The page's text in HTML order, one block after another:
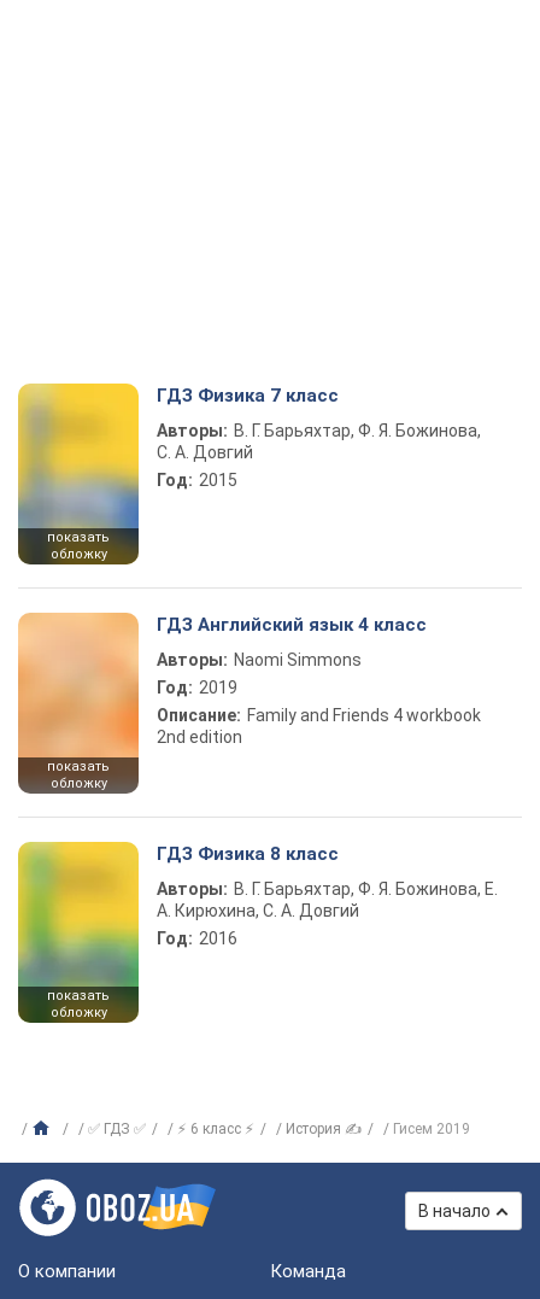
показать
обложку
ГДЗ Физика 7 класс
Авторы: В. Г. Барьяхтар, Ф. Я. Божинова,
С. А. Довгий
Год: 2015
показать
обложку
ГДЗ Английский язык 4 класс
Авторы: Naomi Simmons
Год: 2019
Описание: Family and Friends 4 workbook
2nd edition
показать
обложку
ГДЗ Физика 8 класс
Авторы: В. Г. Барьяхтар, Ф. Я. Божинова, Е.
А. Кирюхина, С. А. Довгий
Год: 2016
✅ ГДЗ ✅ ⚡ 6 класс ⚡ История ✍ Гисем 2019
В начало
О компании Команда